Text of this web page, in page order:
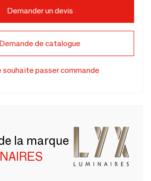
Demander un devis
Demande de catalogue
souhaite passer commande
la marque